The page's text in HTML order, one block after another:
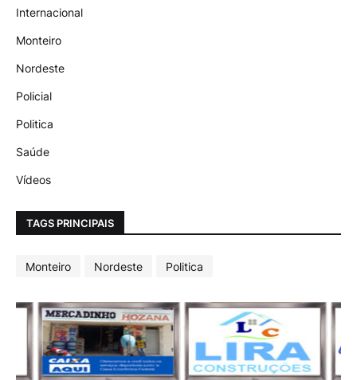
Internacional
Monteiro
Nordeste
Policial
Politica
Saúde
Vídeos
TAGS PRINCIPAIS
Monteiro Nordeste Politica